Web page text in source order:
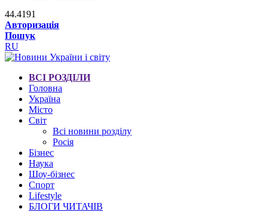
44.4191
Авторизація
Пошук
RU
ВСІ РОЗДІЛИ
Головна
Україна
Місто
Світ
Всі новини розділу
Росія
Бізнес
Наука
Шоу-бізнес
Спорт
Lifestyle
БЛОГИ ЧИТАЧІВ